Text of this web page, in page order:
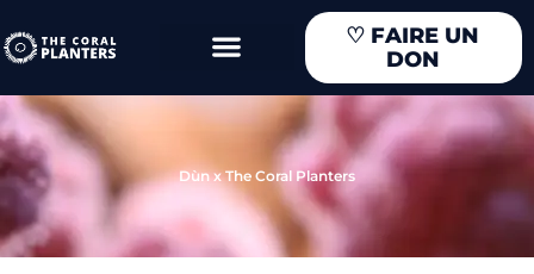
au
contenu
♡ FAIRE UN
DON
Dùn x The Coral Planters